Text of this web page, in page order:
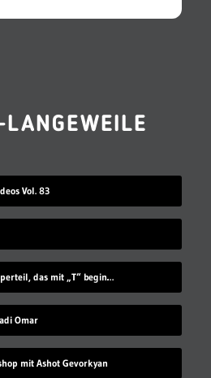
Vol. 83
Nennen Sie ein Körperteil, das mit „T“ beginnt
Omar
mit Ashot Gevorkyan